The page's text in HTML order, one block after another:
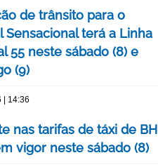
de trânsito para o
Sensacional terá a Linha
55 neste sábado (8) e
(9)
| 14:36
nas tarifas de táxi de BH
vigor neste sábado (8)